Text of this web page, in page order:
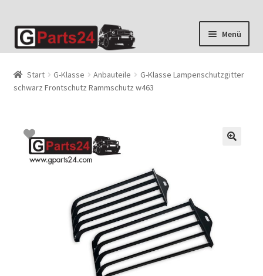
Zur
Navigation
Zum
Inhalt
Menü
Start G-Klasse Anbauteile
G-Klasse Lampenschutzgitter
schwarz Frontschutz Rammschutz w463